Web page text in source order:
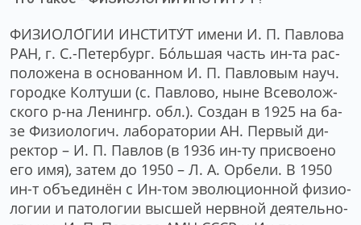
ФИЗИОЛО́ГИИ ИНСТИТУ́Т име­ни И. П. Пав­ло­ва
РАН, г. С.-Пе­тер­бург. Бо́ль­шая часть ин-та рас­
по­ло­же­на в ос­но­ван­ном И. П. Пав­ло­вым на­уч.
го­род­ке Кол­ту­ши (с. Пав­ло­во, ны­не Все­во­лож­
ско­го р-на Ле­нингр. обл.). Соз­дан в 1925 на ба­
зе Фи­зио­ло­гич. ла­бо­ра­то­рии АН. Пер­вый ди­
рек­тор – И. П. Пав­лов (в 1936 ин-ту при­свое­но
его имя), за­тем до 1950 – Л. А. Ор­бе­ли. В 1950
ин-т объ­е­ди­нён с Ин-том эво­лю­ци­он­ной фи­зио­
ло­гии и па­то­ло­гии выс­шей нерв­ной дея­тель­но­